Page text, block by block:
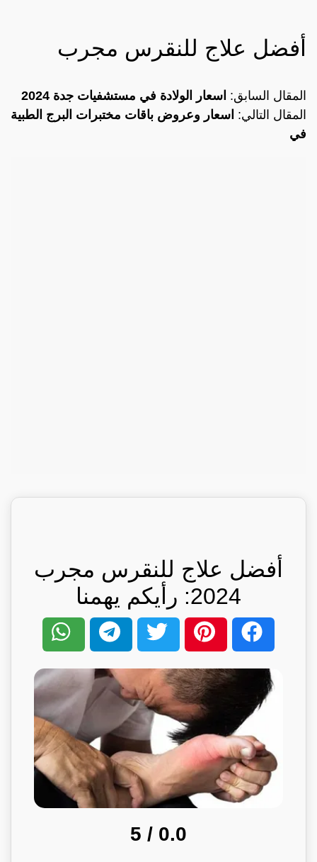
أفضل علاج للنقرس مجرب
المقال السابق: اسعار الولادة في مستشفيات جدة 2024
المقال التالي: اسعار وعروض باقات مختبرات البرج الطبية
في
أفضل علاج للنقرس مجرب
2024: رأيكم يهمنا
0.0
/ 5